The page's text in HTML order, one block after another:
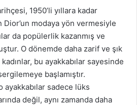
1950’li yıllara kadar
Dior’un modaya yön vermesiyle
da popülerlik kazanmış ve
O dönemde daha zarif ve şık
bu ayakkabılar sayesinde
başlamıştır.
sadece lüks
değil, aynı zamanda daha